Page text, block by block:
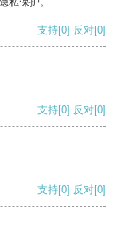
支持[0] 反对[0]
支持[0] 反对[0]
支持[0] 反对[0]